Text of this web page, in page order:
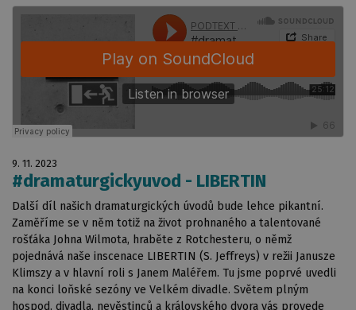
9. 11. 2023
#dramaturgickyuvod - LIBERTIN
Další díl našich dramaturgických úvodů bude lehce pikantní.
Zaměříme se v něm totiž na život prohnaného a talentované
rošťáka Johna Wilmota, hraběte z Rotchesteru, o němž
pojednává naše inscenace LIBERTIN (S. Jeffreys) v režii Janusze
Klimszy a v hlavní roli s Janem Maléřem. Tu jsme poprvé uvedli
na konci loňské sezóny ve Velkém divadle. Světem plným
hospod, divadla, nevěstinců a královského dvora vás provede